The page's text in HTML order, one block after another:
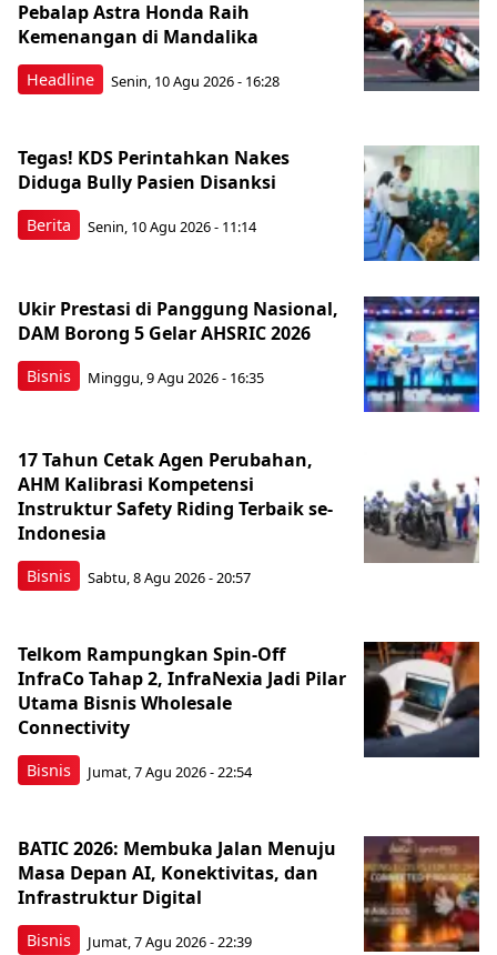
Headline
Pebalap Astra Honda Raih
Kemenangan di Mandalika
Senin, 10 Agu 2026 - 16:28
Berita
Tegas! KDS Perintahkan Nakes
Diduga Bully Pasien Disanksi
Senin, 10 Agu 2026 - 11:14
Bisnis
Ukir Prestasi di Panggung Nasional,
DAM Borong 5 Gelar AHSRIC 2026
Minggu, 9 Agu 2026 - 16:35
Bisnis
17 Tahun Cetak Agen Perubahan,
AHM Kalibrasi Kompetensi
Instruktur Safety Riding Terbaik se-
Indonesia
Sabtu, 8 Agu 2026 - 20:57
Bisnis
Telkom Rampungkan Spin-Off
InfraCo Tahap 2, InfraNexia Jadi Pilar
Utama Bisnis Wholesale
Connectivity
Jumat, 7 Agu 2026 - 22:54
Bisnis
BATIC 2026: Membuka Jalan Menuju
Masa Depan AI, Konektivitas, dan
Infrastruktur Digital
Jumat, 7 Agu 2026 - 22:39